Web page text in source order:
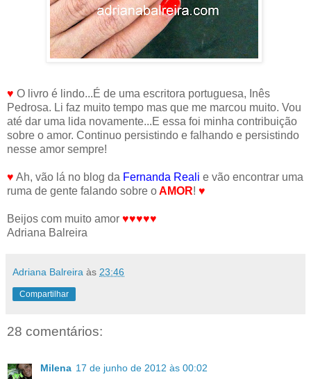
♥ O livro é lindo...É de uma escritora portuguesa, Inês
Pedrosa. Li faz muito tempo mas que me marcou muito. Vou
até dar uma lida novamente...E essa foi minha contribuição
sobre o amor. Continuo persistindo e falhando e persistindo
nesse amor sempre!
♥ Ah, vão lá no blog da Fernanda Reali e vão encontrar uma
ruma de gente falando sobre oAMOR! ♥
Beijos com muito amor ♥♥♥♥♥
Adriana Balreira
Adriana Balreira às 23:46
Compartilhar
28 comentários:
Milena 17 de junho de 2012 às 00:02